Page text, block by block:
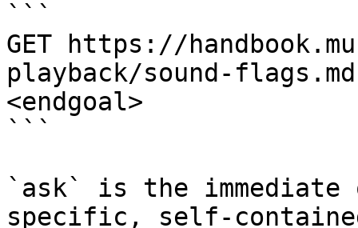
```
GET https://
playback/sound-
<endgoal>
```
`ask` is the
specific, self-